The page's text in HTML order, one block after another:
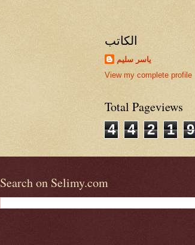
الكاتب
ياسر سليم
View my complete profile
Total Pageviews
4
4 2 1 9
Search on Selimy.com